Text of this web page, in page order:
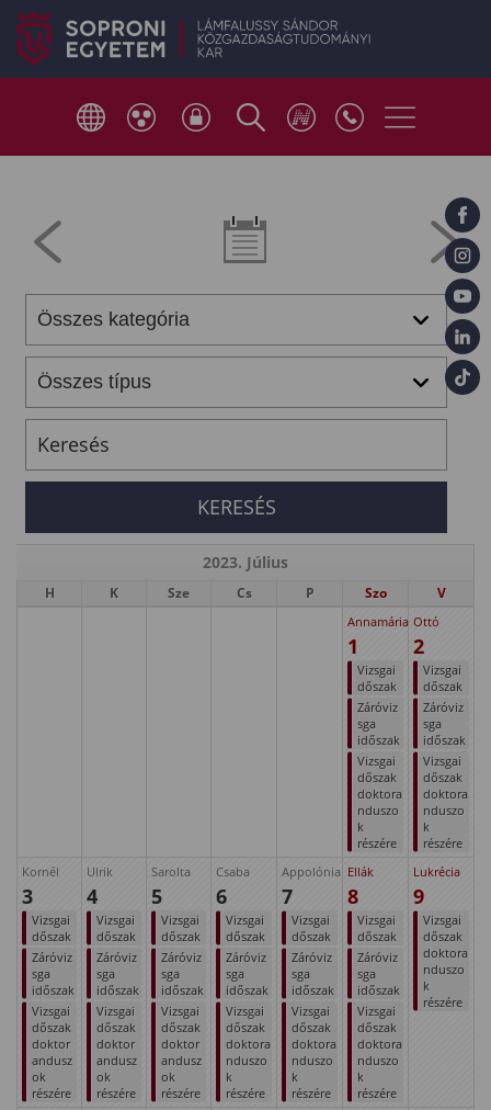
2023. Július
H K Sze Cs P Szo V
Annamária
1
Vizsgai
dőszak
Záróviz
sga
időszak
Vizsgai
dőszak
doktora
nduszo
k
részére
Ottó
2
Vizsgai
dőszak
Záróviz
sga
időszak
Vizsgai
dőszak
doktora
nduszo
k
részére
Kornél
3
Vizsgai
dőszak
Záróviz
sga
időszak
Vizsgai
dőszak
doktor
andusz
ok
részére
Ulrik
4
Vizsgai
dőszak
Záróviz
sga
időszak
Vizsgai
dőszak
doktor
andusz
ok
részére
Sarolta
5
Vizsgai
dőszak
Záróviz
sga
időszak
Vizsgai
dőszak
doktor
andusz
ok
részére
Csaba
6
Vizsgai
dőszak
Záróviz
sga
időszak
Vizsgai
dőszak
doktora
nduszo
k
részére
Appolónia
7
Vizsgai
dőszak
Záróviz
sga
időszak
Vizsgai
dőszak
doktora
nduszo
k
részére
Ellák
8
Vizsgai
dőszak
Záróviz
sga
időszak
Vizsgai
dőszak
doktora
nduszo
k
részére
Lukrécia
9
Vizsgai
dőszak
doktora
nduszo
k
részére